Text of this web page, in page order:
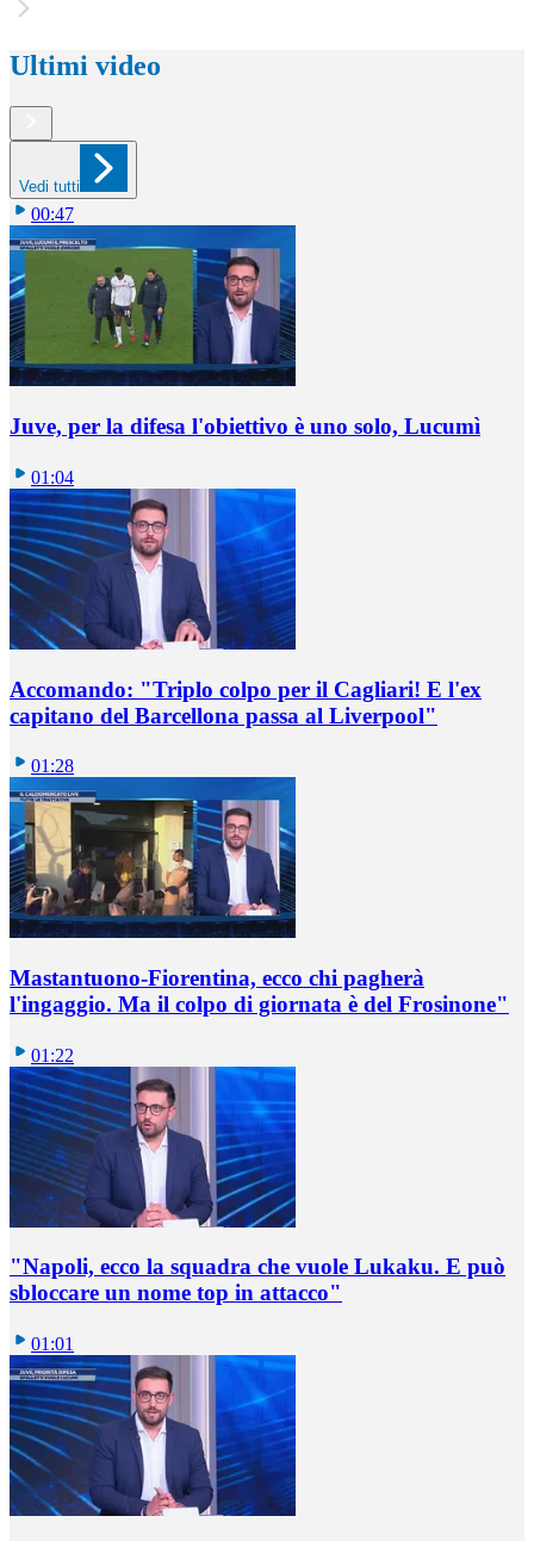
Ultimi video
Vedi tutti
00:47
Juve, per la difesa l'obiettivo è uno solo, Lucumì
01:04
Accomando: "Triplo colpo per il Cagliari! E l'ex
capitano del Barcellona passa al Liverpool"
01:28
Mastantuono-Fiorentina, ecco chi pagherà
l'ingaggio. Ma il colpo di giornata è del Frosinone"
01:22
"Napoli, ecco la squadra che vuole Lukaku. E può
sbloccare un nome top in attacco"
01:01